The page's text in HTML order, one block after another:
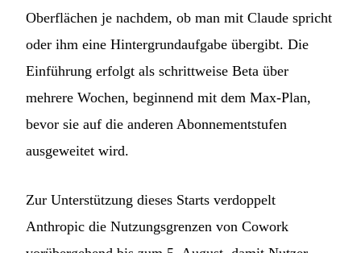
Oberflächen je nachdem, ob man mit Claude spricht
oder ihm eine Hintergrundaufgabe übergibt. Die
Einführung erfolgt als schrittweise Beta über
mehrere Wochen, beginnend mit dem Max-Plan,
bevor sie auf die anderen Abonnementstufen
ausgeweitet wird.
Zur Unterstützung dieses Starts verdoppelt
Anthropic die Nutzungsgrenzen von Cowork